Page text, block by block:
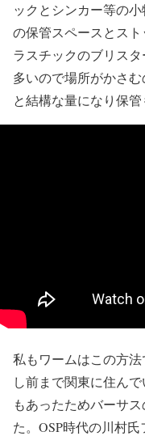
ックとシンカー等の
の保管スペースとス
ラスチックのブリス
多いので場所がかさ
と結構な量になり保管
私もワームはこの方
し前まで関東に住ん
もあったためバーサ
た。OSP時代の川村